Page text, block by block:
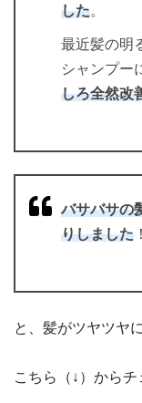
した。
最近髪の明
シャンプー
しろ全然改
バサバサの
りしました ！
と、髪がツヤツヤ
こちら（↓）からチ